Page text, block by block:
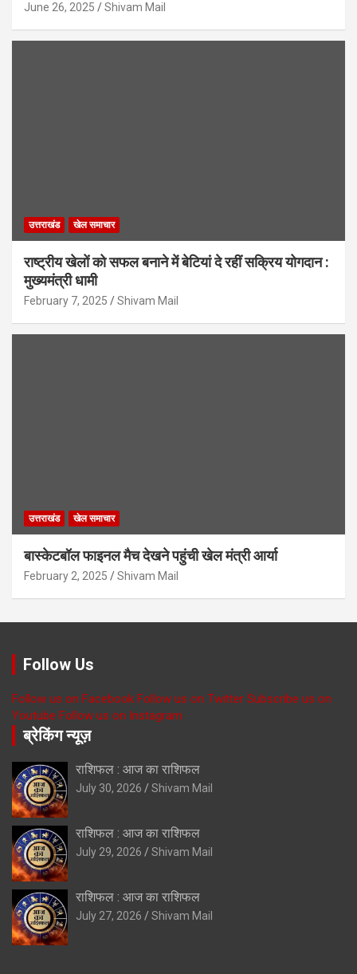
June 26, 2025 Shivam Mail
उत्तराखंड खेल समाचार
राष्ट्रीय खेलों को सफल बनाने में बेटियां दे रहीं सक्रिय योगदान :
मुख्यमंत्री धामी
February 7, 2025 Shivam Mail
उत्तराखंड खेल समाचार
बास्केटबॉल फाइनल मैच देखने पहुंची खेल मंत्री आर्या
February 2, 2025 Shivam Mail
Follow Us
Follow us on Facebook Follow us on Twitter Subscribe us on
Youtube Follow us on Instagram
ब्रेकिंग न्यूज़
राशिफल : आज का राशिफल
July 30, 2026 Shivam Mail
राशिफल : आज का राशिफल
July 29, 2026 Shivam Mail
राशिफल : आज का राशिफल
July 27, 2026 Shivam Mail